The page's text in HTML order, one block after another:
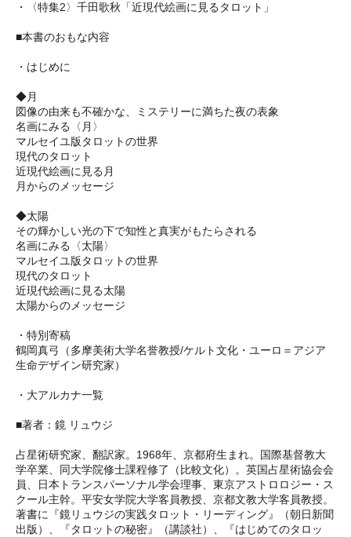
・〈特集2〉千田歌秋「近現代絵画に見るタロット」
■本書のおもな内容
・はじめに
◆月
図像の由来も不確かな、ミステリーに満ちた夜の表象
名画にみる〈月〉
マルセイユ版タロットの世界
現代のタロット
近現代絵画に見る月
月からのメッセージ
◆太陽
その輝かしい光の下で知性と真実がもたらされる
名画にみる〈太陽〉
マルセイユ版タロットの世界
現代のタロット
近現代絵画に見る太陽
太陽からのメッセージ
・特別寄稿
鶴岡真弓（多摩美術大学名誉教授/ケルト文化・ユーロ＝アジア
生命デザイン研究家）
・大アルカナ一覧
■著者：鏡 リュウジ
占星術研究家、翻訳家。1968年、京都府生まれ。国際基督教大
学卒業、同大学院修士課程修了（比較文化）。英国占星術協会会
員、日本トランスパーソナル学会理事、東京アストロロジー・ス
クール主幹。平安女学院大学客員教授、京都文教大学客員教授。
著書に『鏡リュウジの実践タロット・リーディング』（朝日新聞
出版）、『タロットの秘密』（講談社）、『はじめてのタロッ